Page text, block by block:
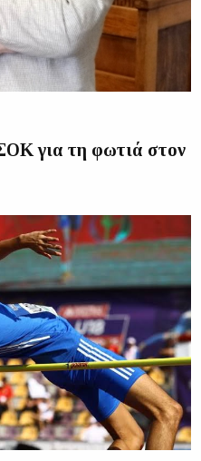
για τη φωτιά στον